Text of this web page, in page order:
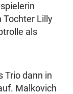
Tochter Lilly
als
Trio dann in
Malkovich